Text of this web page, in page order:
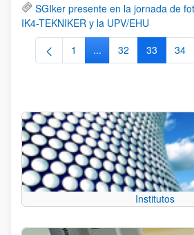
SGIker presente en la jornada de
IK4-TEKNIKER y la UPV/EHU
Página
1 ...Páginas intermedias
Página
32 Página
33 34
Institutos